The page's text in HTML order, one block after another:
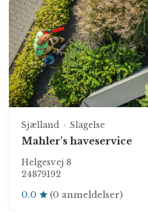
Sjælland Slagelse
Mahler's haveservice
Helgesvej 8
24879192
0.0 (0 anmeldelser)